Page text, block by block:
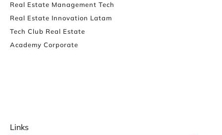
Real Estate Management Tech
Real Estate Innovation Latam
Tech Club Real Estate
Academy Corporate
Links